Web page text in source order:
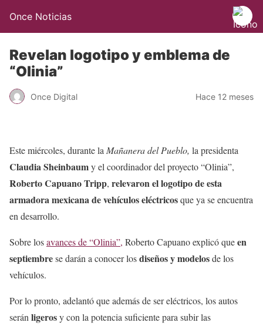
Once Noticias
Revelan logotipo y emblema de
“Olinia”
Once Digital Hace 12 meses
Este miércoles, durante la Mañanera del Pueblo, la presidenta
Claudia Sheinbaumy el coordinador del proyecto “Olinia”,
Roberto Capuano Tripp, relevaron el logotipo de esta
armadora mexicana de vehículos eléctricosque ya se encuentra
en desarrollo.
Sobre losavances de “Olinia”, Roberto Capuano explicó queen
septiembrese darán a conocer losdiseños y modelosde los
vehículos.
Por lo pronto, adelantó que además de ser eléctricos, los autos
serán ligerosy con la potencia suficiente para subir las